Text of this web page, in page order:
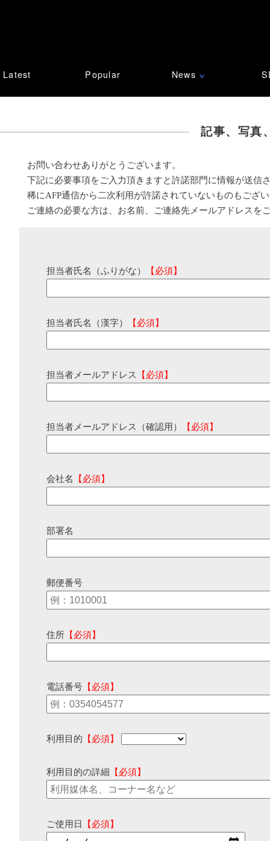
Latest Popular News ∨
記事、写真
お問い合わせありがとうございます。
下記に必要事項をご入力頂きますと許諾部門に情報が送信
稀にAFP通信から二次利用が許諾されていないものもござ
ご連絡の必要な方は、お名前、ご連絡先メールアドレスを
担当者氏名（ふりがな） 【必須】
担当者氏名（漢字） 【必須】
担当者メールアドレス 【必須】
担当者メールアドレス（確認用） 【必須】
会社名 【必須】
部署名
郵便番号
住所 【必須】
電話番号 【必須】
利用目的 【必須】
利用目的の詳細 【必須】
ご使用日 【必須】